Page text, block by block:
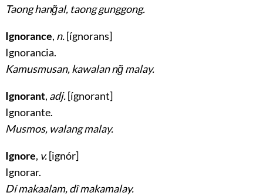
Taong hang̃al, taong gunggong.
Ignorance, n.[ígnorans]
Ignorancia.
Kamusmusan, kawalan ng̃ malay.
Ignorant, adj.[ígnorant]
Ignorante.
Musmos, walang malay.
Ignore, v.[ignór]
Ignorar.
Dí makaalam, dî makamalay.